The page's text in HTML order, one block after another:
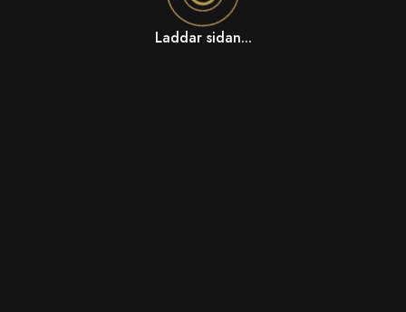
Laddar sidan...